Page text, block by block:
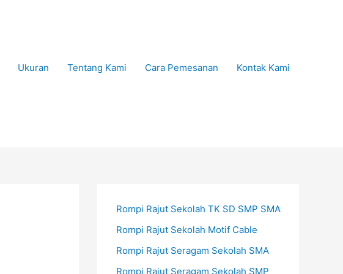
Ukuran Tentang Kami Cara Pemesanan Kontak Kami
Rompi Rajut Sekolah TK SD SMP SMA
Rompi Rajut Sekolah Motif Cable
Rompi Rajut Seragam Sekolah SMA
Rompi Rajut Seragam Sekolah SMP